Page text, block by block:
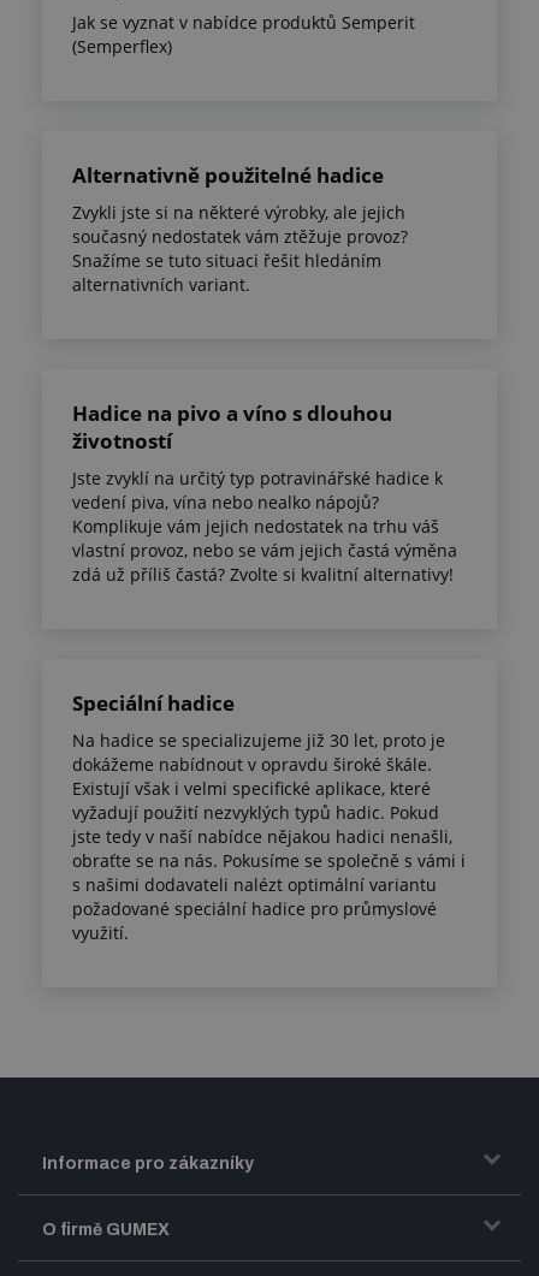
Jak se vyznat v nabídce produktů Semperit
(Semperflex)
Alternativně použitelné hadice
Zvykli jste si na některé výrobky, ale jejich
současný nedostatek vám ztěžuje provoz?
Snažíme se tuto situaci řešit hledáním
alternativních variant.
Hadice na pivo a víno s dlouhou
životností
Jste zvyklí na určitý typ potravinářské hadice k
vedení piva, vína nebo nealko nápojů?
Komplikuje vám jejich nedostatek na trhu váš
vlastní provoz, nebo se vám jejich častá výměna
zdá už příliš častá? Zvolte si kvalitní alternativy!
Speciální hadice
Na hadice se specializujeme již 30 let, proto je
dokážeme nabídnout v opravdu široké škále.
Existují však i velmi specifické aplikace, které
vyžadují použití nezvyklých typů hadic. Pokud
jste tedy v naší nabídce nějakou hadici nenašli,
obraťte se na nás. Pokusíme se společně s vámi i
s našimi dodavateli nalézt optimální variantu
požadované speciální hadice pro průmyslové
využití.
Informace pro zákazníky
Doprava a zasílání zboží
O firmě GUMEX